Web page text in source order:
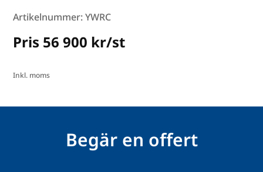
Artikelnummer: YWRC
Pris 56 900 kr/st
Inkl. moms
Begär en offert